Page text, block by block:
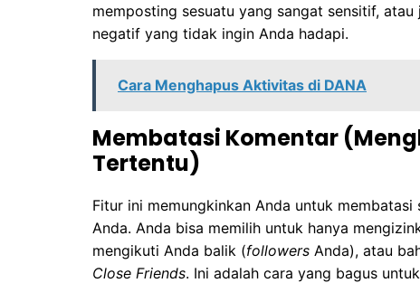
memposting sesuatu yang sangat sensitif,
negatif yang tidak ingin Anda hadapi.
Cara Menghapus Aktivitas di DANA
Membatasi Komentar
Tertentu)
Fitur ini memungkinkan Anda untuk
Anda. Anda bisa memilih untuk hanya
mengikuti Anda balik (followers Anda), atau
Close Friends. Ini adalah cara yang bagus